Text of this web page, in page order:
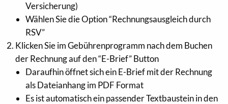
Versicherung)
Wählen Sie die Option “Rechnungsausgleich durch
RSV”
Klicken Sie im Gebührenprogramm nach dem Buchen
der Rechnung auf den “E-Brief” Button
Daraufhin öffnet sich ein E-Brief mit der Rechnung
als Dateianhang im PDF Format
Es ist automatisch ein passender Textbaustein in den